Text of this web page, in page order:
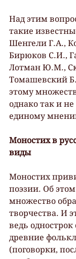
Над этим
такие
Шенгели Г.А.,
Бирюков С.И.,
Лотман Ю.М.,
Томашевский
этому
однако так и
единому
Моностих в
виды
Моностих
поэзии. Об
множество
творчества. И
ведь
древние
(поговорки,